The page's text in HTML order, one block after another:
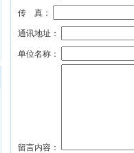
传 真：
通讯地址：
单位名称：
留言内容：